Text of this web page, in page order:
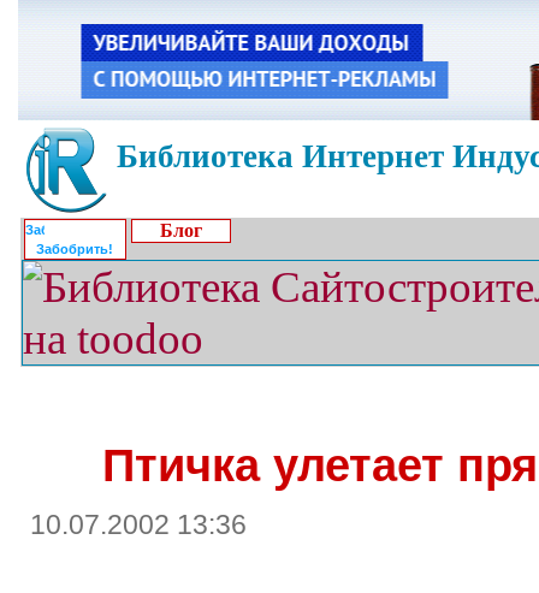
Библиотека Интернет
Забобрить!
Блог
Птичка улетает
10.07.2002 13:36